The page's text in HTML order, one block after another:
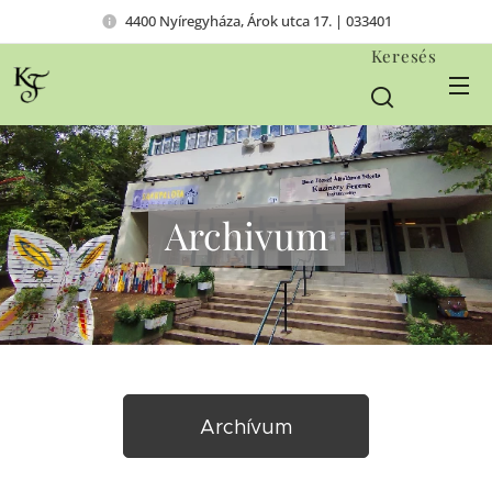
4400 Nyíregyháza, Árok utca 17. | 033401
Keresés
Archivum
Archívum